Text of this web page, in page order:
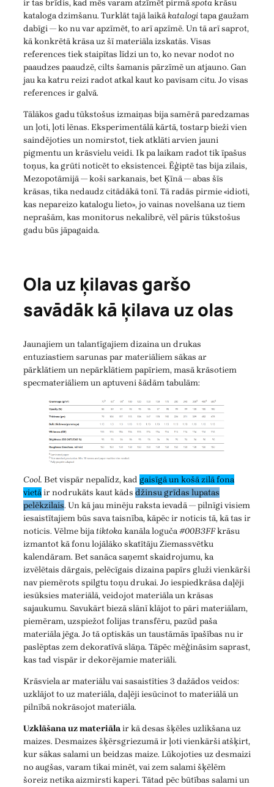
ir tas brīdis, kad mēs varam atzīmēt pirmāspotakrāsu
kataloga dzimšanu. Turklāt tajā laikākatalogitapa gaužam
dabīgi — ko nu var apzīmēt, to arī apzīmē. Un tā arī saprot,
kā konkrētā krāsa uz šī materiāla izskatās. Visas
references tiek staipītas līdzi un to, ko nevar nodot no
paaudzes paaudzē, cilts šamanis pārzīmē un atjauno. Gan
jau ka katru reizi radot atkal kaut ko pavisam citu. Jo visas
references ir galvā.
Tālākos gadu tūkstošus izmaiņas bija samērā paredzamas
un ļoti, ļoti lēnas. Eksperimentālā kārtā, tostarp bieži vien
saindējoties un nomirstot, tiek atklāti arvien jauni
pigmentu un krāsvielu veidi. Ik pa laikam radot tik īpašus
toņus, ka grūti noticēt to eksistencei. Ēģiptē tas bija zilais,
Mezopotāmijā — koši sarkanais, bet Ķīnā — abas šīs
krāsas, tika nedaudz citādākā tonī. Tā radās pirmie «idioti,
kas nepareizo katalogu lieto», jo vainas novelšana uz tiem
neprašām, kas monitorus nekalibrē, vēl pāris tūkstošus
gadu būs jāpagaida.
Ola uz ķilavas garšo
savādāk kā ķilava uz olas
Jaunajiem un talantīgajiem dizaina un drukas
entuziastiem sarunas par materiāliem sākas ar
pārklātiem un nepārklātiem papīriem, masā krāsotiem
specmateriāliem un aptuveni šādām tabulām:
Cool. Bet vispār nepalīdz, kad gaisīgā un košā zilā fona
vietāir nodrukāts kaut kāds džinsu grīdas lupatas
pelēkzilais. Un kā jau minēju raksta ievadā — pilnīgi visiem
iesaistītajiem būs sava taisnība, kāpēc ir noticis tā, kā tas ir
noticis. Vēlme bijatiktokakanāla loguča#00B3FFkrāsu
izmantot kā fonu lojālāko skatītāju Ziemassvētku
kalendāram. Bet sanāca saņemt skaidrojumu, ka
izvēlētais dārgais, pelēcīgais dizaina papīrs gluži vienkārši
nav piemērots spilgtu toņu drukai. Jo iespiedkrāsa daļēji
iesūksies materiālā, veidojot materiāla un krāsas
sajaukumu. Savukārt biezā slānī klājot to pāri materiālam,
piemēram, uzspiežot folijas transfēru, pazūd paša
materiāla jēga. Jo tā optiskās un taustāmās īpašības nu ir
paslēptas zem dekoratīvā slāņa. Tāpēc mēģināsim saprast,
kas tad vispār ir dekorējamie materiāli.
Krāsviela ar materiālu vai sasaistīties 3 dažādos veidos:
uzklājot to uz materiāla, daļēji iesūcinot to materiālā un
pilnībā nokrāsojot materiāla.
Uzklāšana uz materiālair kā desas šķēles uzlikšana uz
maizes. Desmaizes šķērsgriezumā ir ļoti vienkārši atšķirt,
kur sākas salami un beidzas maize. Lūkojoties uz desmaizi
no augšas, varam tikai minēt, vai zem salami šķēlēm
šoreiz netika aizmirsti kaperi. Tātad pēc būtības salami un